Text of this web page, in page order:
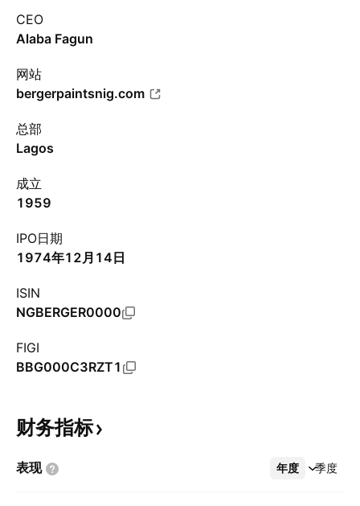
CEO
Alaba Fagun
网站
bergerpaintsnig.com
总部
Lagos
成立
1959
IPO日期
1974年12月14日
ISIN
NGBERGER0000
FIGI
BBG000C3RZT1
财务指标
表现 年度 季度
更多